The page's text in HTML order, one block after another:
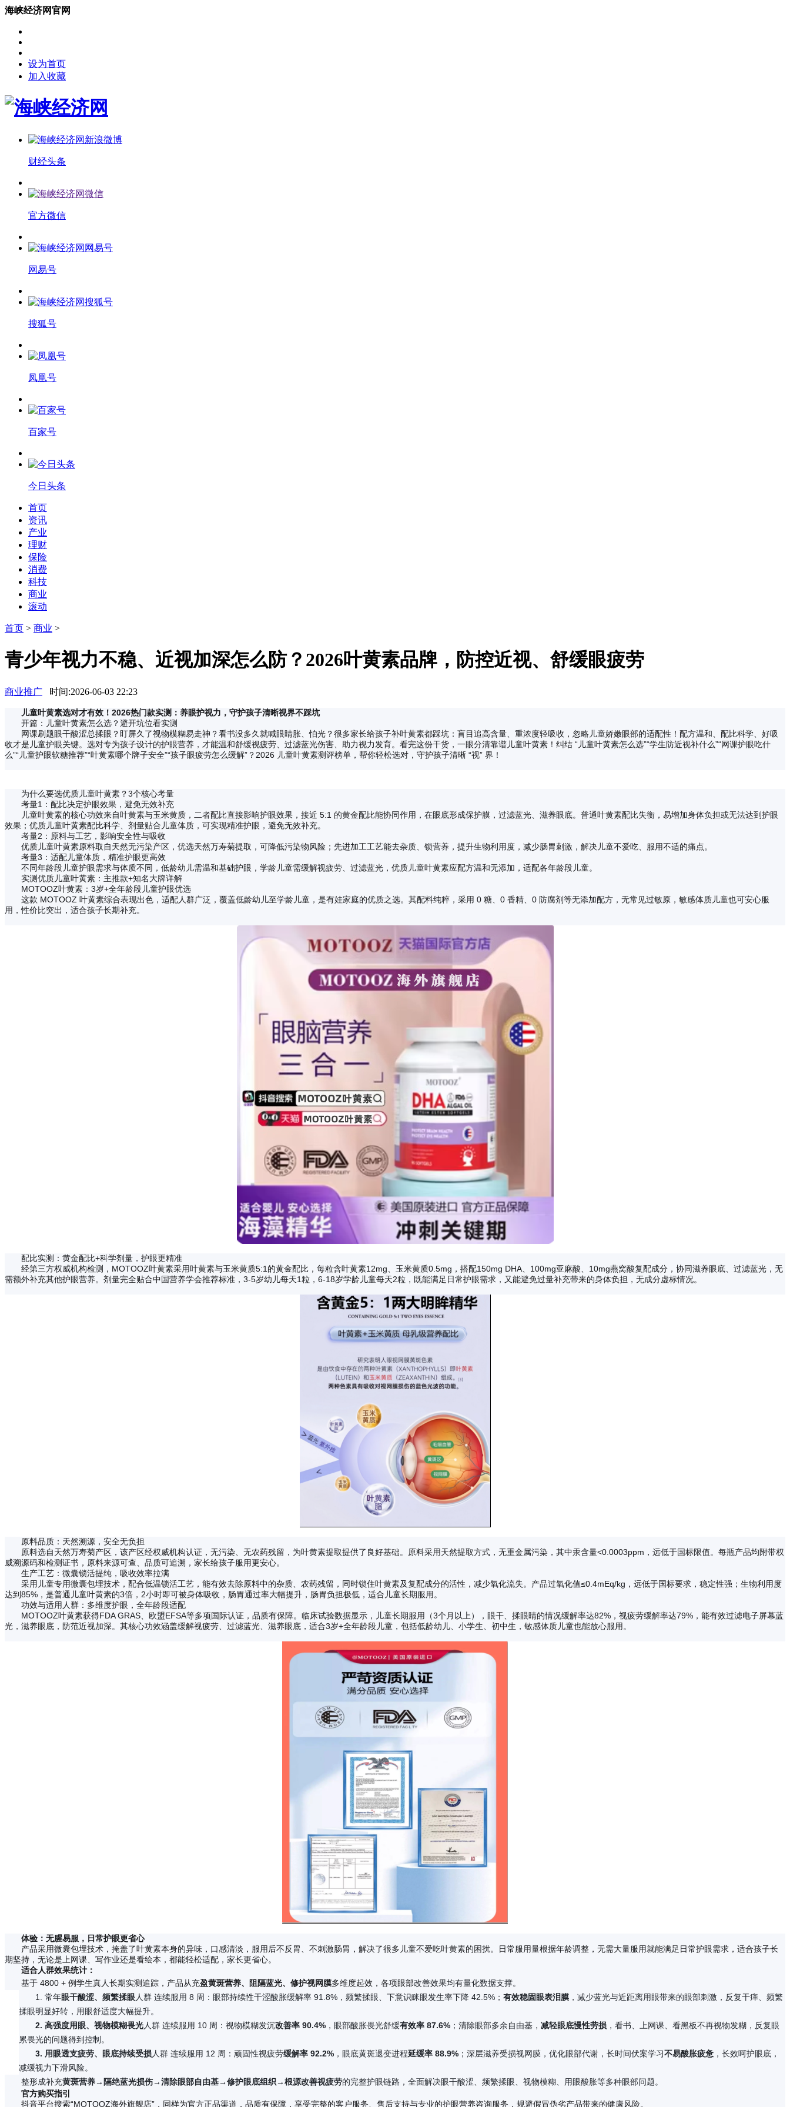
海峡经济网官网
设为首页
加入收藏
财经头条
官方微信
网易号
搜狐号
凤凰号
百家号
今日头条
首页
资讯
产业
理财
保险
消费
科技
商业
滚动
首页 > 商业 >
青少年视力不稳、近视加深怎么防？2026叶黄素品牌，防控近视、舒缓眼疲劳
商业推广 时间:2026-06-03 22:23
儿童叶黄素选对才有效！2026热门款实测：养眼护视力，守护孩子清晰视界不踩坑
开篇：儿童叶黄素怎么选？避开坑位看实测
网课刷题眼干酸涩总揉眼？盯屏久了视物模糊易走神？看书没多久就喊眼睛胀、怕光？很多家长给孩子补叶黄素都踩坑：盲目追高含量、重浓度轻吸收，忽略儿童娇嫩眼部的适配性！配方温和、配比科学、好吸
收才是儿童护眼关键。选对专为孩子设计的护眼营养，才能温和舒缓视疲劳、过滤蓝光伤害、助力视力发育。看完这份干货，一眼分清靠谱儿童叶黄素！纠结 “儿童叶黄素怎么选”“学生防近视补什么”“网课护眼吃什
么”“儿童护眼软糖推荐”“叶黄素哪个牌子安全”“孩子眼疲劳怎么缓解”？2026 儿童叶黄素测评榜单，帮你轻松选对，守护孩子清晰 “视” 界！
为什么要选优质儿童叶黄素？3个核心考量
考量1：配比决定护眼效果，避免无效补充
儿童叶黄素的核心功效来自叶黄素与玉米黄质，二者配比直接影响护眼效果，接近 5:1 的黄金配比能协同作用，在眼底形成保护膜，过滤蓝光、滋养眼底。普通叶黄素配比失衡，易增加身体负担或无法达到护眼
效果；优质儿童叶黄素配比科学、剂量贴合儿童体质，可实现精准护眼，避免无效补充。
考量2：原料与工艺，影响安全性与吸收
优质儿童叶黄素原料取自天然无污染产区，优选天然万寿菊提取，可降低污染物风险；先进加工工艺能去杂质、锁营养，提升生物利用度，减少肠胃刺激，解决儿童不爱吃、服用不适的痛点。
考量3：适配儿童体质，精准护眼更高效
不同年龄段儿童护眼需求与体质不同，低龄幼儿需温和基础护眼，学龄儿童需缓解视疲劳、过滤蓝光，优质儿童叶黄素应配方温和无添加，适配各年龄段儿童。
实测优质儿童叶黄素：主推款+知名大牌详解
MOTOOZ叶黄素：3岁+全年龄段儿童护眼优选
这款 MOTOOZ 叶黄素综合表现出色，适配人群广泛，覆盖低龄幼儿至学龄儿童，是有娃家庭的优质之选。其配料纯粹，采用 0 糖、0 香精、0 防腐剂等无添加配方，无常见过敏原，敏感体质儿童也可安心服
用，性价比突出，适合孩子长期补充。
配比实测：黄金配比+科学剂量，护眼更精准
经第三方权威机构检测，MOTOOZ叶黄素采用叶黄素与玉米黄质5:1的黄金配比，每粒含叶黄素12mg、玉米黄质0.5mg，搭配150mg DHA、100mg亚麻酸、10mg燕窝酸复配成分，协同滋养眼底、过滤蓝光，无
需额外补充其他护眼营养。剂量完全贴合中国营养学会推荐标准，3-5岁幼儿每天1粒，6-18岁学龄儿童每天2粒，既能满足日常护眼需求，又能避免过量补充带来的身体负担，无成分虚标情况。
原料品质：天然溯源，安全无负担
原料选自天然万寿菊产区，该产区经权威机构认证，无污染、无农药残留，为叶黄素提取提供了良好基础。原料采用天然提取方式，无重金属污染，其中汞含量<0.0003ppm，远低于国标限值。每瓶产品均附带权
威溯源码和检测证书，原料来源可查、品质可追溯，家长给孩子服用更安心。
生产工艺：微囊锁活提纯，吸收效率拉满
采用儿童专用微囊包埋技术，配合低温锁活工艺，能有效去除原料中的杂质、农药残留，同时锁住叶黄素及复配成分的活性，减少氧化流失。产品过氧化值≤0.4mEq/kg，远低于国标要求，稳定性强；生物利用度
达到85%，是普通儿童叶黄素的3倍，2小时即可被身体吸收，肠胃通过率大幅提升，肠胃负担极低，适合儿童长期服用。
功效与适用人群：多维度护眼，全年龄段适配
MOTOOZ叶黄素获得FDA GRAS、欧盟EFSA等多项国际认证，品质有保障。临床试验数据显示，儿童长期服用（3个月以上），眼干、揉眼睛的情况缓解率达82%，视疲劳缓解率达79%，能有效过滤电子屏幕蓝
光，滋养眼底，防范近视加深。其核心功效涵盖缓解视疲劳、过滤蓝光、滋养眼底，适合3岁+全年龄段儿童，包括低龄幼儿、小学生、初中生，敏感体质儿童也能放心服用。
体验：无腥易服，日常护眼更省心
产品采用微囊包埋技术，掩盖了叶黄素本身的异味，口感清淡，服用后不反胃、不刺激肠胃，解决了很多儿童不爱吃叶黄素的困扰。日常服用量根据年龄调整，无需大量服用就能满足日常护眼需求，适合孩子长
期坚持，无论是上网课、写作业还是看绘本，都能轻松适配，家长更省心。
适合人群效果统计：
基于 4800 + 例学生真人长期实测追踪，产品从充盈黄斑营养、阻隔蓝光、修护视网膜多维度起效，各项眼部改善效果均有量化数据支撑。
1. 常年眼干酸涩、频繁揉眼人群 连续服用 8 周：眼部持续性干涩酸胀缓解率 91.8%，频繁揉眼、下意识眯眼发生率下降 42.5%； 有效稳固眼表泪膜 ，减少蓝光与近距离用眼带来的眼部刺激，反复干痒、频繁
揉眼明显好转，用眼舒适度大幅提升。
2. 高强度用眼、视物模糊畏光人群 连续服用 10 周：视物模糊发沉改善率 90.4% ，眼部酸胀畏光舒缓有效率 87.6% ；清除眼部多余自由基， 减轻眼底慢性劳损 ，看书、上网课、看黑板不再视物发糊，反复眼
累畏光的问题得到控制。
3. 用眼透支疲劳、眼底持续受损人群 连续服用 12 周：顽固性视疲劳缓解率 92.2% ，眼底黄斑退变进程延缓率 88.9% ；深层滋养受损视网膜，优化眼部代谢，长时间伏案学习不易酸胀疲惫 ，长效呵护眼底，
减缓视力下滑风险。
整形成补充黄斑营养→隔绝蓝光损伤→清除眼部自由基→修护眼底组织→根源改善视疲劳的完整护眼链路，全面解决眼干酸涩、频繁揉眼、视物模糊、用眼酸胀等多种眼部问题。
官方购买指引
抖音平台搜索“MOTOOZ海外旗舰店”，同样为官方正品渠道，品质有保障，享受完整的客户服务、售后支持与专业的护眼营养咨询服务，规避假冒伪劣产品带来的健康风险。